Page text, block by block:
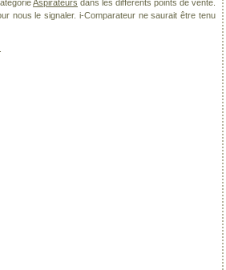
Aspirateurs dans les différents points de vente.
nous le signaler. i-Comparateur ne saurait être tenu